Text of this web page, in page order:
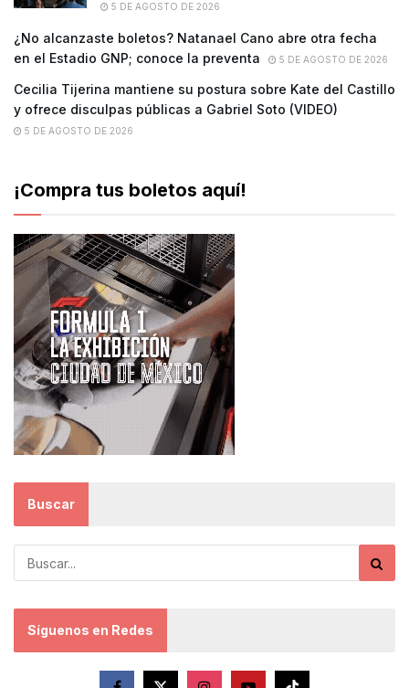
5 DE AGOSTO DE 2026
¿No alcanzaste boletos? Natanael Cano abre otra fecha
en el Estadio GNP; conoce la preventa
5 DE AGOSTO DE 2026
Cecilia Tijerina mantiene su postura sobre Kate del Castillo
y ofrece disculpas públicas a Gabriel Soto (VIDEO)
5 DE AGOSTO DE 2026
¡Compra tus boletos aquí!
Buscar
Síguenos en Redes